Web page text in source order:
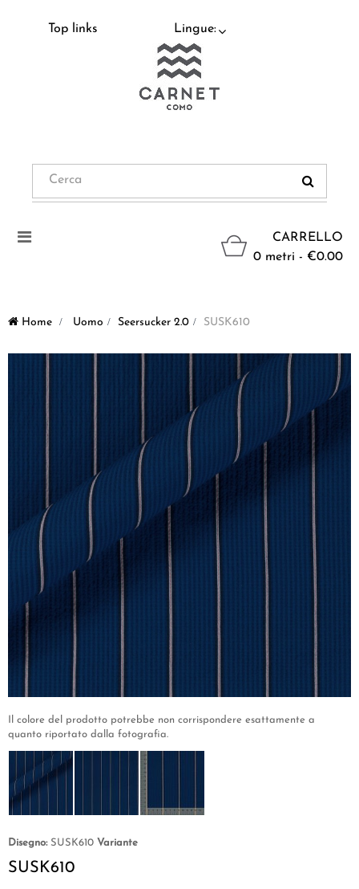
Top links Lingue:
CARRELLO
0 metri - €0.00
Navigazione
Home > Uomo > Seersucker 2.0 > SUSK610
Il colore del prodotto potrebbe non corrispondere esattamente a
quanto riportato dalla fotografia.
Disegno: SUSK610 Variante
SUSK610